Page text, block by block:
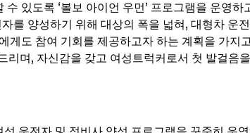
있도록 ‘볼보 아이언 우먼’ 프로그램을 운영하
를 양성하기 위해 대상의 폭을 넓혀, 대형차 운
게도 참여 기회를 제공하고자 하는 계획을 가지
리며, 자신감을 갖고 여성트럭커로서 첫 발걸음